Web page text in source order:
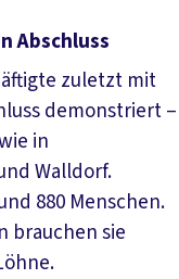
Abschluss
zuletzt mit
demonstriert –
in
Walldorf.
880 Menschen.
brauchen sie